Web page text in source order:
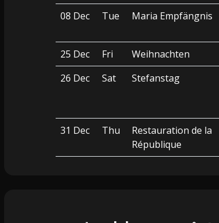
08 Dec
Tue Maria Empfängnis
25 Dec
Fri
Weihnachten
26 Dec
Sat Stefanstag
31 Dec
Thu
Restauration de la
République